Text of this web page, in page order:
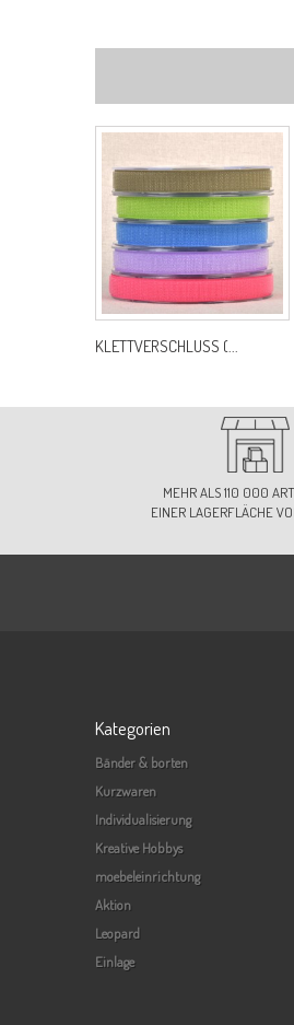
KLETTVERSCHLUSS (...
MEHR ALS 110 000
EINER LAGERFLÄCHE
Kategorien
Bänder & borten
Kurzwaren
Individualisierung
Kreative Hobbys
moebeleinrichtung
Aktion
Leopard
Einlage